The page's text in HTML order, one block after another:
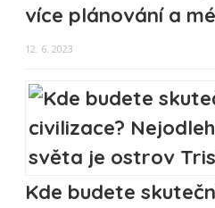
více plánování a
12. 6. 2023
Kde budete